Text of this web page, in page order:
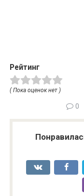
Рейтинг
( Пока оценок нет )
0